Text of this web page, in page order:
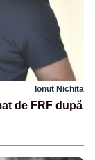
Ionuț Nichita
de FRF după